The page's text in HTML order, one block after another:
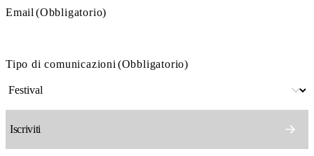
Email (Obbligatorio)
Tipo di comunicazioni (Obbligatorio)